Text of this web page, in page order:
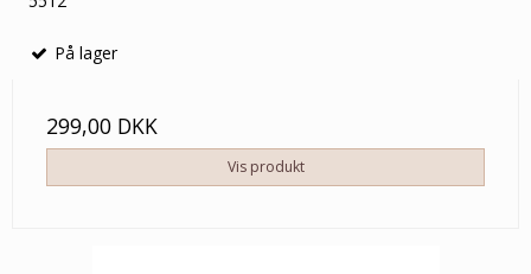
På lager
299,00 DKK
Vis produkt